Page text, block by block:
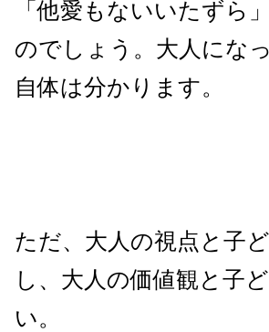
「他愛もないいたずら
のでしょう。大人にな
自体は分かります。
ただ、大人の視点と子
し、大人の価値観と子
い。